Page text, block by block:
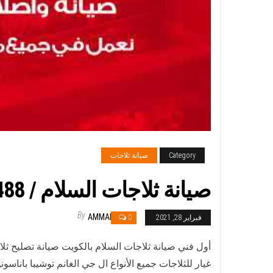
Category صيانة ثلاجات
صيانة ثلاجات السلام / 98548488 / فني ثلاجات فريزات برادات السلام
فبراير 28, 2021 0
By AMMAR
أول فني صيانة ثلاجات السلام بالكويت صيانة تصليح
غيار للثلاجات جميع الأنواع ال جي الغانم توشيبا